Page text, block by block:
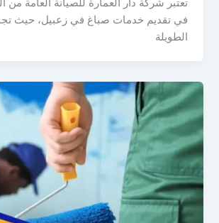
تعتبر شركة دار العمارة للصيانة العامة من
في تقديم خدمات صباغ في زعبيل، حيث
الطويلة